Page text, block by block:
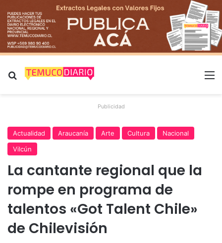
Buscar por
Publicidad
Actualidad Araucanía Arte Cultura
Nacional
Vilcún
La cantante regional que la
rompe en programa de
talentos «Got Talent Chile»
de Chilevisión